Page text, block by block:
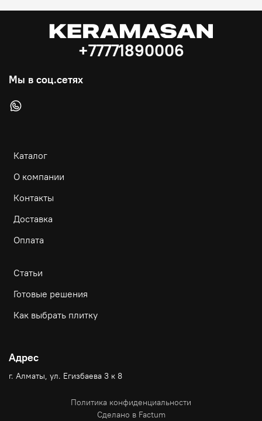
+77771890006
Мы в соц.сетях
Каталог
О компании
Контакты
Доставка
Оплата
Статьи
Готовые решения
Как выбрать плитку
Адрес
г. Алматы, ул. Егизбаева 3 к 8
Политика конфиденциальности
Сделано в Factum